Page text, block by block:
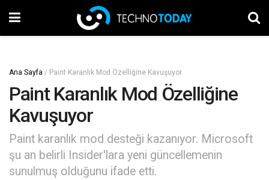
Ana Sayfa / Paint Karanlık Mod Özelliğine Kavuşuyor
Paint Karanlık Mod Özelliğine
Kavuşuyor
Paint karanlık mod desteği kazanıyor. Microsoft
şu an belirli Insider'lara yeni güncellemenin
sunulmuş olduğunu ifade etti.